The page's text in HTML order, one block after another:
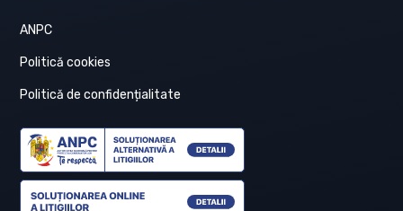
ANPC
Politică cookies
Politică de confidențialitate